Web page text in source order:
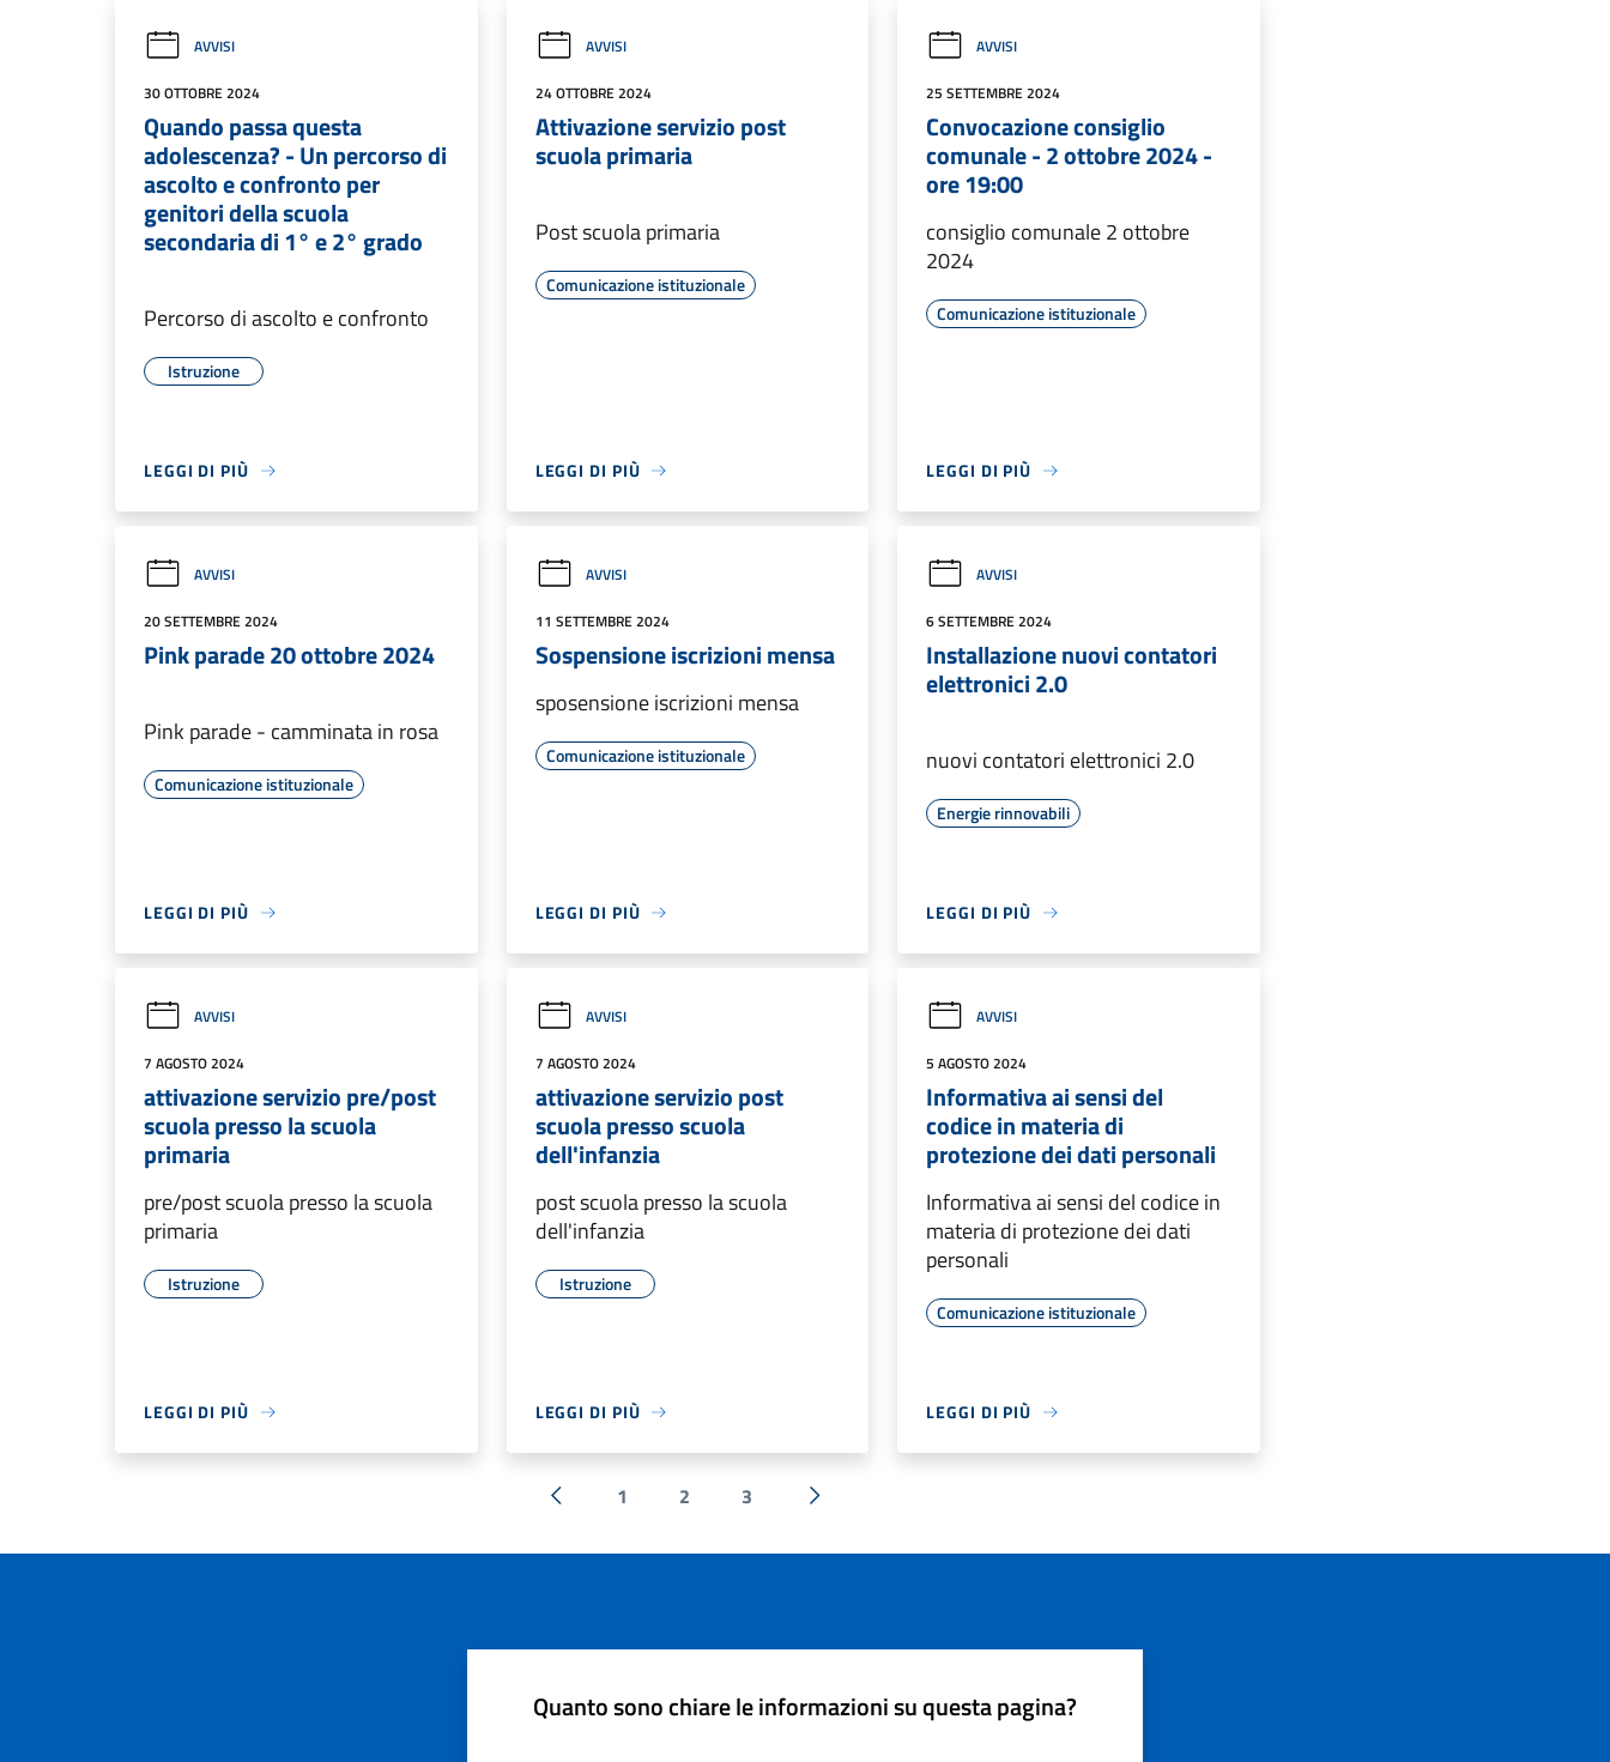
AVVISI
30 OTTOBRE 2024
Quando passa questa
adolescenza? - Un percorso di
ascolto e confronto per
genitori della scuola
secondaria di 1° e 2° grado
Percorso di ascolto e confronto
Istruzione
LEGGI DI PIÙ
AVVISI
24 OTTOBRE 2024
Attivazione servizio post
scuola primaria
Post scuola primaria
Comunicazione istituzionale
LEGGI DI PIÙ
AVVISI
25 SETTEMBRE 2024
Convocazione consiglio
comunale - 2 ottobre 2024 -
ore 19:00
consiglio comunale 2 ottobre
2024
Comunicazione istituzionale
LEGGI DI PIÙ
AVVISI
20 SETTEMBRE 2024
Pink parade 20 ottobre 2024
Pink parade - camminata in rosa
Comunicazione istituzionale
LEGGI DI PIÙ
AVVISI
11 SETTEMBRE 2024
Sospensione iscrizioni mensa
sposensione iscrizioni mensa
Comunicazione istituzionale
LEGGI DI PIÙ
AVVISI
6 SETTEMBRE 2024
Installazione nuovi contatori
elettronici 2.0
nuovi contatori elettronici 2.0
Energie rinnovabili
LEGGI DI PIÙ
AVVISI
7 AGOSTO 2024
attivazione servizio pre/post
scuola presso la scuola
primaria
pre/post scuola presso la scuola
primaria
Istruzione
LEGGI DI PIÙ
AVVISI
7 AGOSTO 2024
attivazione servizio post
scuola presso scuola
dell'infanzia
post scuola presso la scuola
dell'infanzia
Istruzione
LEGGI DI PIÙ
AVVISI
5 AGOSTO 2024
Informativa ai sensi del
codice in materia di
protezione dei dati personali
Informativa ai sensi del codice in
materia di protezione dei dati
personali
Comunicazione istituzionale
LEGGI DI PIÙ
« Precedente
1 2 3
Successiva »
Quanto sono chiare le informazioni su questa pagina?